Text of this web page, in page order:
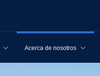
Acerca de nosotros